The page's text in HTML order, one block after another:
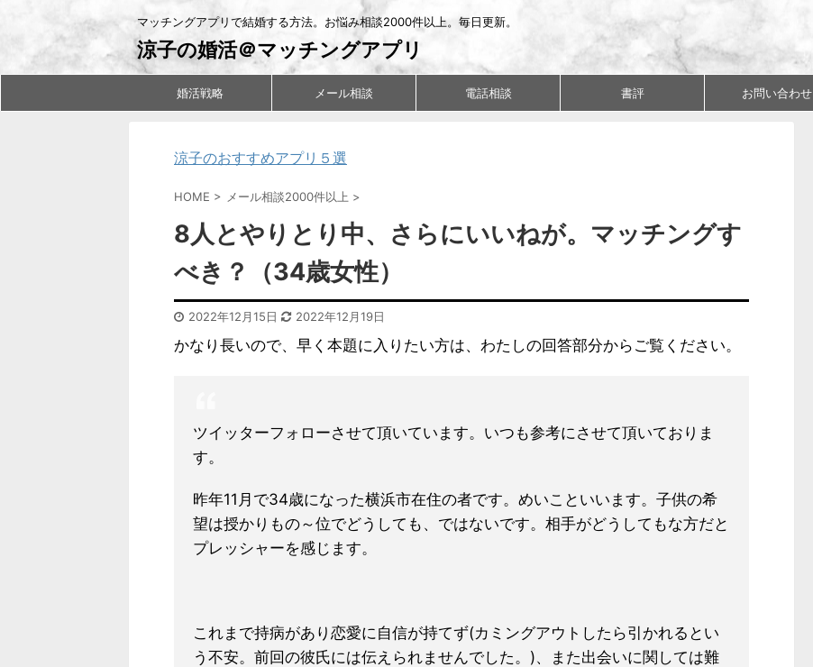
マッチングアプリで結婚する方法。お悩み相談2000件以上。毎日更新。
涼子の婚活＠マッチングアプリ
婚活戦略 メール相談 電話相談 書評 お問い合わせ
涼子のおすすめアプリ５選
HOME > メール相談2000件以上 >
8人とやりとり中、さらにいいねが。マッチングす
べき？（34歳女性）
2022年12月15日 2022年12月19日
かなり長いので、早く本題に入りたい方は、わたしの回答部分からご覧ください。
ツイッターフォローさせて頂いています。いつも参考にさせて頂いておりま
す。
昨年11月で34歳になった横浜市在住の者です。めいこといいます。子供の希
望は授かりもの～位でどうしても、ではないです。相手がどうしてもな方だと
プレッシャーを感じます。
これまで持病があり恋愛に自信が持てず(カミングアウトしたら引かれるとい
う不安。前回の彼氏には伝えられませんでした。)、また出会いに関しては難